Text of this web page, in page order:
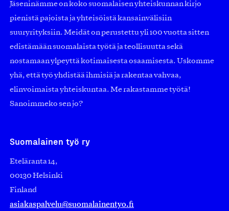
Jäseninämme on koko suomalaisen yhteiskunnan kirjo
pienistä pajoista ja yhteisöistä kansainvälisiin
suuryrityksiin. Meidät on perustettu yli 100 vuotta sitten
edistämään suomalaista työtä ja teollisuutta sekä
nostamaan ylpeyttä kotimaisesta osaamisesta. Uskomme
yhä, että työ yhdistää ihmisiä ja rakentaa vahvaa,
elinvoimaista yhteiskuntaa. Me rakastamme työtä!
Sanoimmeko sen jo?
Suomalainen työ ry
Eteläranta 14,
00130 Helsinki
Finland
asiakaspalvelu@suomalainentyo.fi